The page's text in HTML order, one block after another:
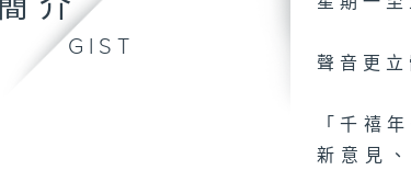
簡介
GIST
聲音更
「千禧
新意見